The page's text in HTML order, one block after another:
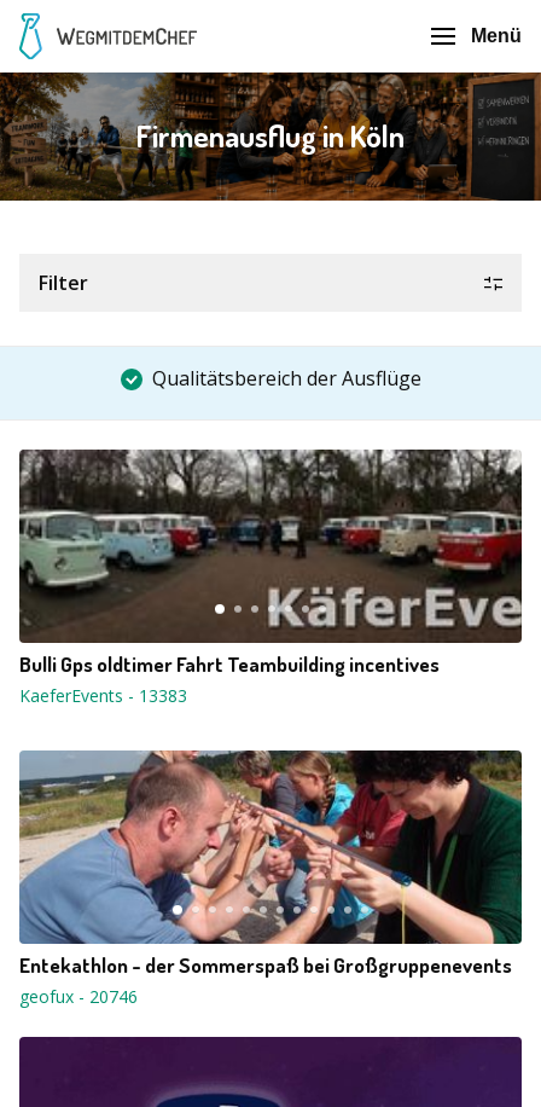
Menü
Firmenausflug in Köln
Filter
Qualitätsbereich der Ausflüge
Bulli Gps oldtimer Fahrt Teambuilding incentives
KaeferEvents - 13383
Entekathlon - der Sommerspaß bei Großgruppenevents
geofux - 20746